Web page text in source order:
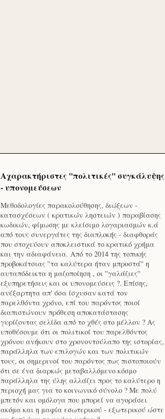
Αχαρακτήριστες ''πολιτικές'' συγκάλυψης
- υπονομεύσεων
Μεθοδολογίες παρακολούθησης, διώξεων -
κατασχέσεων ( κρατικών ληστειών ) παραβίασης
κωδικών, φίμωσης με κλείσιμο λογαριασμών κ.ά
από τους συνεργάτες της διαπλοκής - διαφθοράς
που στοχεύουν αποκλειστικά το κρατικό χρήμα
και την αδιαφάνεια. Από το 2014 της τοπικής
προβοκάτσιας ''τα καλύτερα ήταν μπροστά'' η
αυταπόδεικτα η μαζοποίηση , οι ''γαλάζιες''
εξυπηρετήσεις και οι υπονομεύσεις ?. Επίσης,
ανέξαρτητα απ' όσα ίσχυσαν κατά τον
παρελθόντα χρόνο, επί του παρόντος ποιοί
διαπιστώνουν πρόθεση αποκατάστασης
γυρίζοντας σελίδα από το χθές στο μέλλον ? Ας
υποθέσουμε ότι οι πολιτικοί του παρελθόντος
χρόνου ανήκουν στο χρονοντούλαπο της ιστορίας,
παράλληλα των επιλογών και των πολιτικών
τους, οι σημερινοί του παρόντος πως πιστοποιούν
ότι σε ένα διαρκώς μεταβαλλόμενο κόσμο
παράλληλα της ύλης αλλάζει προς το καλύτερο η
περιοχή μας για το κοινωνικό σύνολο ? Με πολύ
μπετόν και ομόλογα που μπορεί να αγοράσει
ακόμα και η μαφία εσωτερικού - εξωτερικού ώστε